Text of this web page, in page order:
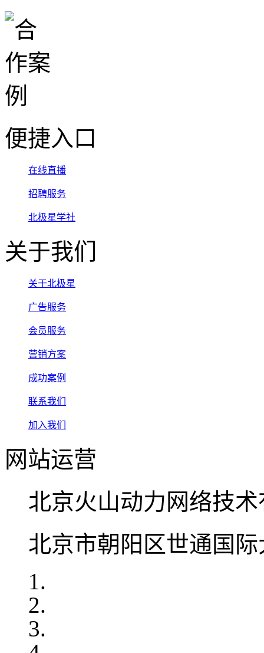
便捷入口
在线直播
招聘服务
北极星学社
关于我们
关于北极星
广告服务
会员服务
营销方案
成功案例
联系我们
加入我们
网站运营
北京火山动力网络技
北京市朝阳区世通国